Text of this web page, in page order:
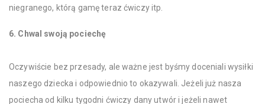
niegranego, którą gamę teraz ćwiczy itp.
6. Chwal swoją pociechę
Oczywiście bez przesady, ale ważne jest byśmy doceniali wysiłki
naszego dziecka i odpowiednio to okazywali. Jeżeli już nasza
pociecha od kilku tygodni ćwiczy dany utwór i jeżeli nawet